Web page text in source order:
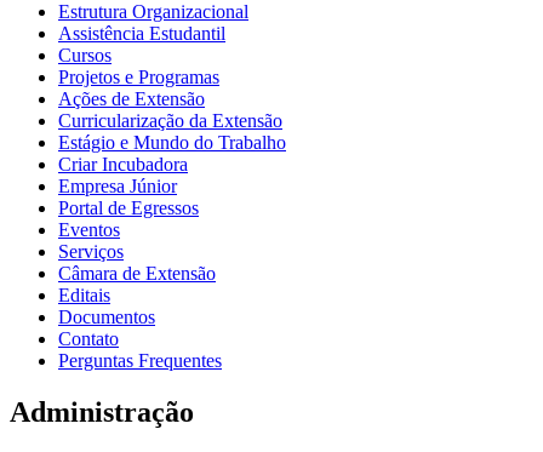
Estrutura Organizacional
Assistência Estudantil
Cursos
Projetos e Programas
Ações de Extensão
Curricularização da Extensão
Estágio e Mundo do Trabalho
Criar Incubadora
Empresa Júnior
Portal de Egressos
Eventos
Serviços
Câmara de Extensão
Editais
Documentos
Contato
Perguntas Frequentes
Administração